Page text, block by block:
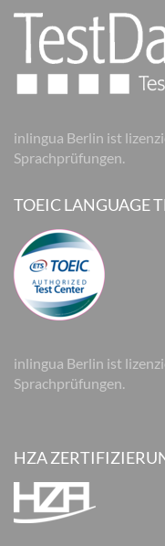
inlingua Berlin ist
Sprachprüfungen.
TOEIC LANGUAGE
inlingua Berlin ist
Sprachprüfungen.
HZA